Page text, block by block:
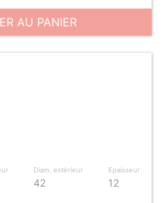
AU PANIER
Diam. extérieur
42
Epaisseur
12